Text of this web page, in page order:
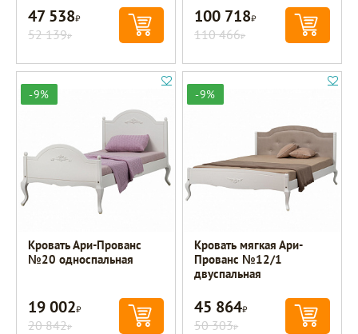
47 538Р
52 139Р
100 718Р
110 466Р
-9%
Кровать Ари-Прованс
№20 односпальная
19 002Р
20 842Р
-9%
Кровать мягкая Ари-
Прованс №12/1
двуспальная
45 864Р
50 303Р